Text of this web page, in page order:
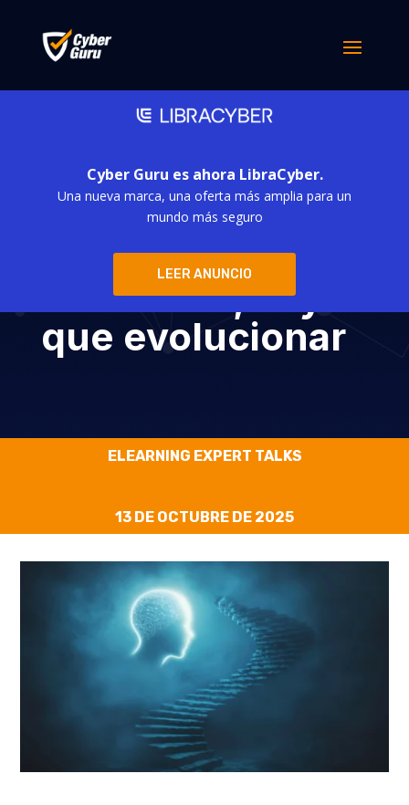
Cyber Guru es ahora LibraCyber.
Una nueva marca, una oferta más amplia para un
mundo más seguro
LEER ANUNCIO
Ciberseguridad:
saber ya no es
suficiente, hay
que evolucionar
ELEARNING EXPERT TALKS
13 DE OCTUBRE DE 2025